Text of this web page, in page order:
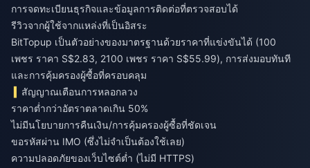
การจดทะเบียนธุรกิจและข้อมูลการติดต่อที่ตรวจสอบได้
รีวิวจากผู้ใช้จากแหล่งที่เป็นอิสระ
BitTopup เป็นตัวอย่างของมาตรฐานด้วยราคาที่แข่งขันได้ (100
เพชร ราคา S$2.83, 2100 เพชร ราคา S$55.99), การส่งมอบทันที
และการคุ้มครองผู้ซื้อที่ครอบคลุม
สัญญาณเตือนการหลอกลวง
ราคาต่ำกว่าอัตราตลาดเกิน 50%
ไม่มีนโยบายการคืนเงิน/การคุ้มครองผู้ซื้อที่ชัดเจน
ขอรหัสผ่าน IMO (ซึ่งไม่จำเป็นต้องใช้เลย)
ความปลอดภัยของเว็บไซต์ต่ำ (ไม่มี HTTPS)